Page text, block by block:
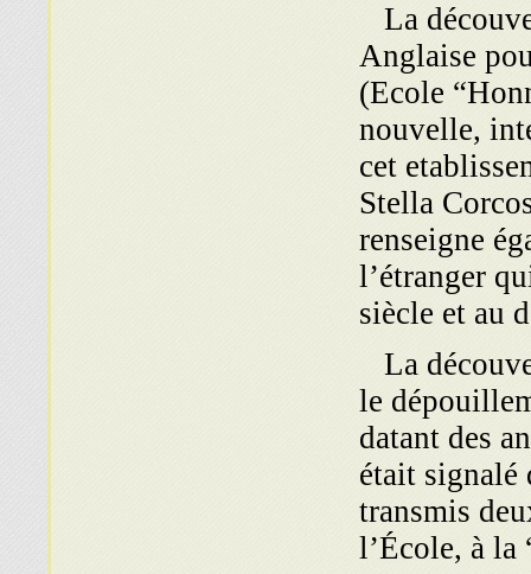
La
Anglaise
(Ecole
nouvelle,
cet
Stella
renseigne
l’étranger
siècle et au
La
le
datant des
était signalé
transmis
l’École, à la